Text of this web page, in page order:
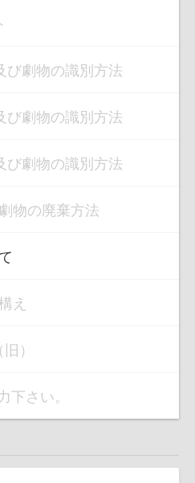
び劇物の識別方法
び劇物の識別方法
び劇物の識別方法
物の廃棄方法
え
）
下さい。